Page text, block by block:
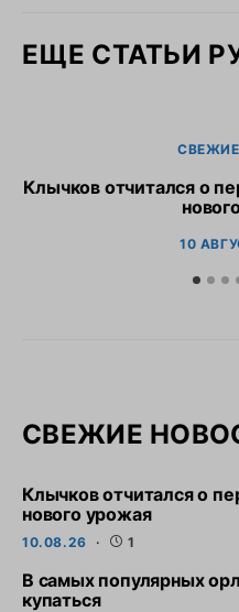
ЕЩЕ СТАТЬИ
Клычков отчитался о
10
СВЕЖИЕ
Клычков отчитался о
нового урожая
10.08.26 1
В самых популярных
купаться